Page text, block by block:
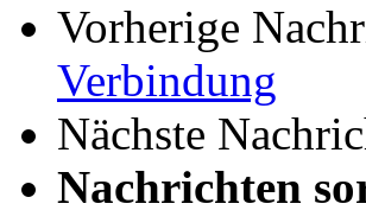
Vorherige
Verbindung
Nächste
Nachrichten